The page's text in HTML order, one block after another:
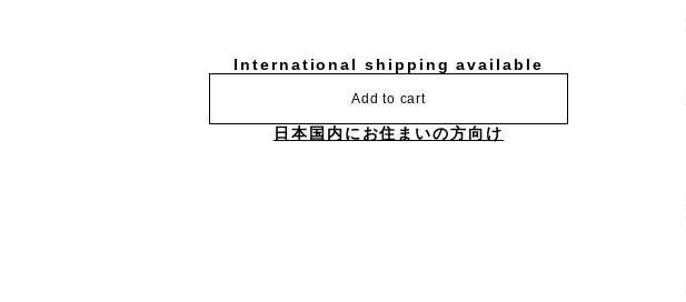
International shipping available
Add to cart
日本国内にお住まいの方向け